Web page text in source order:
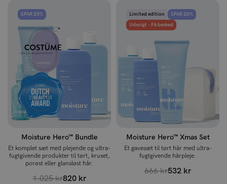
SPAR 20%
Moisture Hero™ Bundle
Et komplet sæt med plejende og ultra-
fugtgivende produkter til tørt, kruset,
porøst eller glansløst hår.
1.025 kr820 kr
Limited edition
SPAR 20%
Udsolgt - Få besked
Moisture Hero™ Xmas Set
Et gavesæt til tørt hår med ultra-
fugtgivende hårpleje.
666 kr532 kr